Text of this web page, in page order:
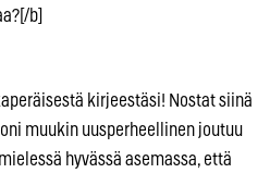
b]
kirjeestäsi! Nostat siinä
muukin uusperheellinen joutuu
hyvässä asemassa, että